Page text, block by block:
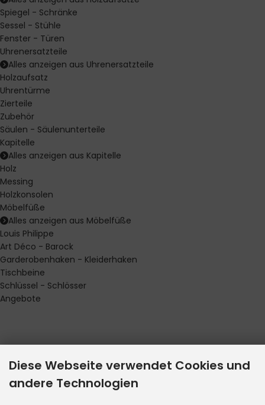
Spiegel - Schränke
Sessel - Stühle
Fenster - Türen
Uhrenersatzteile
Alles anzeigen aus Uhrenersatzteile
Holzaufsatz
Uhrentürme
Zierteile
Zubehör
Säulen - Säulenunterteile
Kapitelle
Alles anzeigen aus Kapitelle
Holz
Messing
Holzkonsolen
Möbelfüße
Alles anzeigen aus Möbelfüße
Louis Philippe
Art Déco - Barock
Garderobenhaken - Kleiderhaken
Tischbeine
Schlüssel - Schlösser
Angebote
Diese Webseite verwendet Cookies und
andere Technologien